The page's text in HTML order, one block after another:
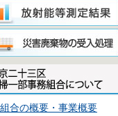
組合の概要・事業概要